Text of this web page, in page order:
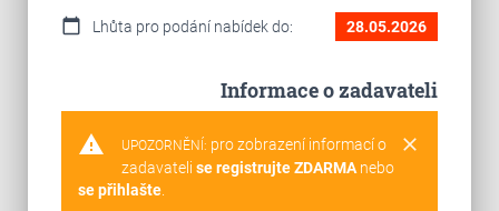
calendar_today Lhůta pro podání nabídek do: 28.05.2026
Informace o zadavateli
warning clear
UPOZORNĚNÍ: pro zobrazení informací o
zadavateli se registrujte ZDARMAnebo
se přihlašte.